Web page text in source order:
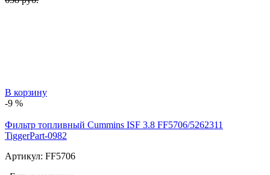
В корзину
-9 %
Фильтр топливный Cummins ISF 3.8 FF5706/5262311
TiggerPart-0982
Артикул: FF5706